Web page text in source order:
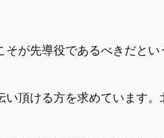
そが先導役であるべきだとい
頂ける方を求めています。